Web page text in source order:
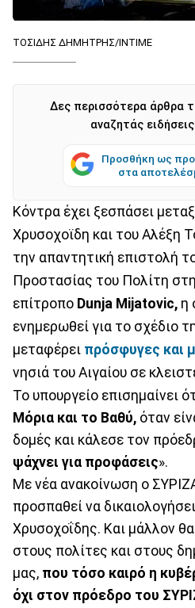
ΤΟΣΙΔΗΣ ΔΗΜΗΤΡΗΣ/ΙΝΤΙΜΕ
Δες περισσότερα άρθρα
αναζητάς
Προσθήκη ως
στα
Κόντρα έχει ξεσπάσει
Χρυσοχοϊδη και του Αλέξη
την απαντητική επιστολή
Προστασίας του Πολίτη
επίτροπο Dunja Mijatovic, η
ενημερωθεί για το σχέδιο
μεταφέρει πρόσφυγες και
νησιά του Αιγαίου σε
Το υπουργείο επισημαίνει
Μόρια και το Βαθύ, όταν
δομές και κάλεσε τον
ψάχνει για προφάσεις».
Με νέα ανακοίνωση ο
προσπαθεί να
Χρυσοχοΐδης. Και μάλλον
στους πολίτες και στους
μας, που τόσο καιρό η
όχι στον πρόεδρο του